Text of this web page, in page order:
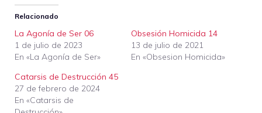
Relacionado
La Agonía de Ser 06
1 de julio de 2023
En «La Agonía de Ser»
Obsesión Homicida 14
13 de julio de 2021
En «Obsesion Homicida»
Catarsis de Destrucción 45
27 de febrero de 2024
En «Catarsis de